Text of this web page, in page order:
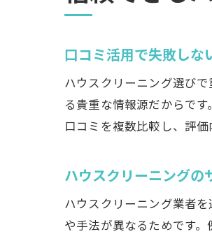
口コミ活用で失敗しな
ハウスクリーニング選び
る貴重な情報源だからで
口コミを複数比較し、評
ハウスクリーニングの
ハウスクリーニング業者
や手法が異なるためです